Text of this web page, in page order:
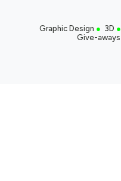
Graphic Design ● 3D ●
Give-aways